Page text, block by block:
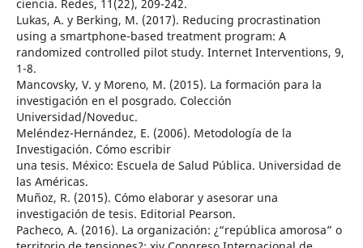
ciencia. Redes, 11(22), 209-242.
Lukas, A. y Berking, M. (2017). Reducing procrastination
using a smartphone-based treatment program: A
randomized controlled pilot study. Internet Interventions, 9,
1-8.
Mancovsky, V. y Moreno, M. (2015). La formación para la
investigación en el posgrado. Colección
Universidad/Noveduc.
Meléndez-Hernández, E. (2006). Metodología de la
Investigación. Cómo escribir
una tesis. México: Escuela de Salud Pública. Universidad de
las Américas.
Muñoz, R. (2015). Cómo elaborar y asesorar una
investigación de tesis. Editorial Pearson.
Pacheco, A. (2016). La organización: ¿“república amorosa” o